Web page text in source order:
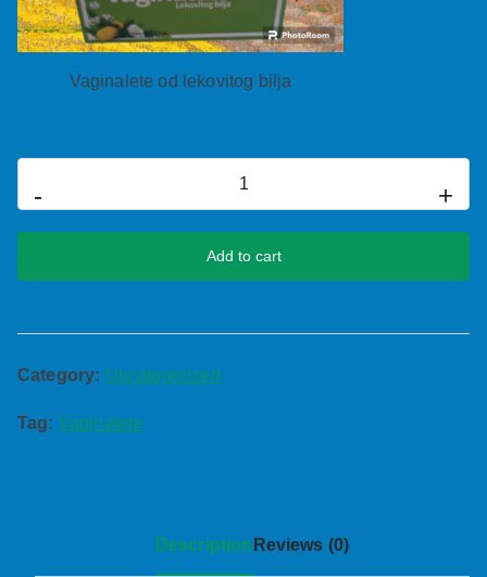
Vaginalete od lekovitog bilja
- +
Add to cart
Category: Uncategorized
Tag: Vaginalete
Description Reviews (0)